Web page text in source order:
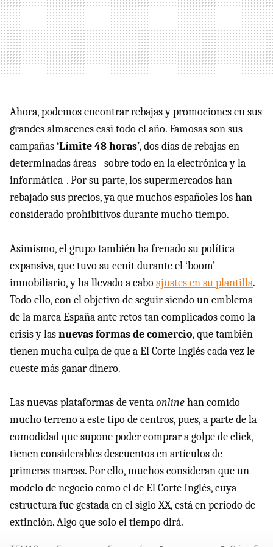
Ahora, podemos encontrar rebajas y promociones en sus
grandes almacenes casi todo el año. Famosas son sus
campañas‘Límite 48 horas’, dos días de rebajas en
determinadas áreas –sobre todo en la electrónica y la
informática-. Por su parte, los supermercados han
rebajado sus precios, ya que muchos españoles los han
considerado prohibitivos durante mucho tiempo.
Asimismo, el grupo también ha frenado su política
expansiva, que tuvo su cenit durante el ‘boom’
inmobiliario, y ha llevado a caboajustes en su plantilla.
Todo ello, con el objetivo de seguir siendo un emblema
de la marca España ante retos tan complicados como la
crisis y lasnuevas formas de comercio, que también
tienen mucha culpa de que a El Corte Inglés cada vez le
cueste más ganar dinero.
Las nuevas plataformas de ventaonlinehan comido
mucho terreno a este tipo de centros, pues, a parte de la
comodidad que supone poder comprar a golpe de click,
tienen considerables descuentos en artículos de
primeras marcas. Por ello, muchos consideran que un
modelo de negocio como el de El Corte Inglés, cuya
estructura fue gestada en el siglo XX, está en periodo de
extinción. Algo que solo el tiempo dirá.